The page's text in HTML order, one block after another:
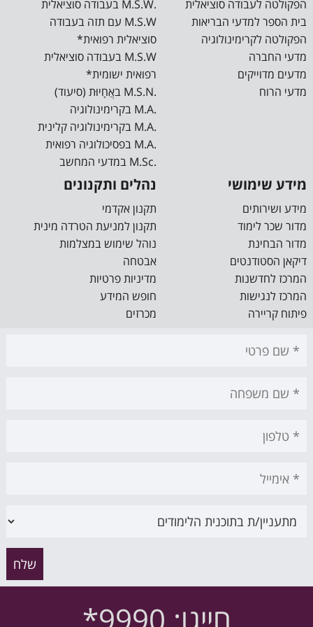
הפקולטה לעבודה סוציאלית
בית הספר למדעי הבריאות
הפקולטה לקרימינולוגיה
מדעי החברה
מדעים מדוייקים
מדעי הרוח
.M.S.W בעבודה סוציאלית
M.S.W עם תזה בעבודה
סוציאלית רפואית*
M.S.W בעבודה סוציאלית
רפואית ישומית*
.M.S.N באֲחָיוּת (סיעוד)
.M.A בקרימינולוגיה
.M.A בקרימינולוגיה קלינית
.M.A בפסיכולוגיה רפואית
.M.Sc במדעי המחשב
מידע שימושי
מידע ושירותים
מדור שכר לימוד
מדור הבחינת
דיקאן הסטודנטים
המרכז לחדשנות
המרכז לנגישות
פיתוח קריירה
נהלים ותקנונים
תקנון אקדמי
תקנון למניעת הטרדה מינית
נוהל שימוש במצלמות
אבטחה
מדיניות פרטיות
חופש המידע
מכרזים